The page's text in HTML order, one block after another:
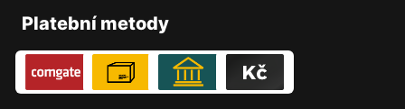
Platební metody